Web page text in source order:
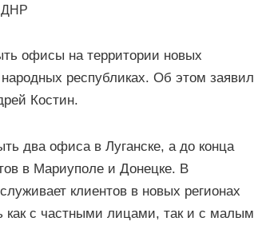
офисы на территории новых
республиках. Об этом заявил
Костин.
два офиса в Луганске, а до конца
в Мариуполе и Донецке. В
клиентов в новых регионах
с частными лицами, так и с малым